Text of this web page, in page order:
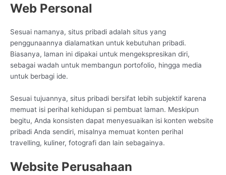
Web Personal
Sesuai namanya, situs pribadi adalah situs yang
penggunaannya dialamatkan untuk kebutuhan pribadi.
Biasanya, laman ini dipakai untuk mengekspresikan diri,
sebagai wadah untuk membangun portofolio, hingga media
untuk berbagi ide.
Sesuai tujuannya, situs pribadi bersifat lebih subjektif karena
memuat isi perihal kehidupan si pembuat laman. Meskipun
begitu, Anda konsisten dapat menyesuaikan isi konten website
pribadi Anda sendiri, misalnya memuat konten perihal
travelling, kuliner, fotografi dan lain sebagainya.
Website Perusahaan